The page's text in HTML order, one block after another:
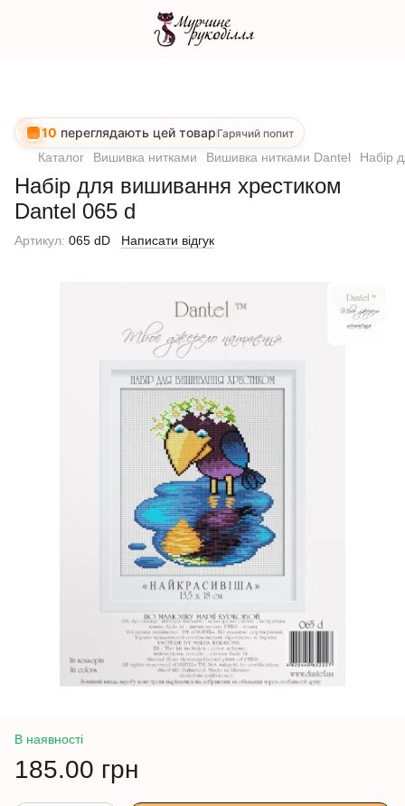
10 переглядають цей товар Гарячий попит
Каталог Вишивка нитками Вишивка нитками Dantel Набір
Набір для вишивання хрестиком
Dantel 065 d
Артикул: 065 dD Написати відгук
В наявності
185.00 грн